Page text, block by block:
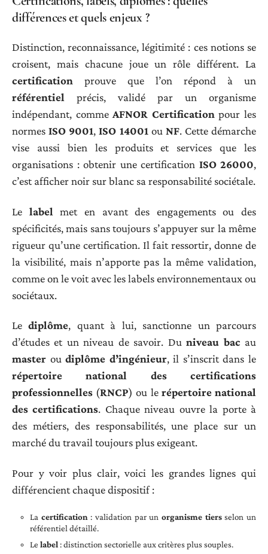
différences et quels enjeux ?
Distinction, reconnaissance, légitimité : ces notions se
croisent, mais chacune joue un rôle différent. La
certification prouve que l’on répond à un
référentiel précis, validé par un organisme
indépendant, commeAFNOR Certificationpour les
normesISO 9001,ISO 14001ou NF. Cette démarche
vise aussi bien les produits et services que les
organisations : obtenir une certification ISO 26000,
c’est afficher noir sur blanc sa responsabilité sociétale.
Le label met en avant des engagements ou des
spécificités, mais sans toujours s’appuyer sur la même
rigueur qu’une certification. Il fait ressortir, donne de
la visibilité, mais n’apporte pas la même validation,
comme on le voit avec les labels environnementaux ou
sociétaux.
Lediplôme, quant à lui, sanctionne un parcours
d’études et un niveau de savoir. Duniveau bac au
master oudiplôme d’ingénieur, il s’inscrit dans le
répertoire national des certifications
professionnelles (RNCP) ou le répertoire national
des certifications. Chaque niveau ouvre la porte à
des métiers, des responsabilités, une place sur un
marché du travail toujours plus exigeant.
Pour y voir plus clair, voici les grandes lignes qui
différencient chaque dispositif :
La certification: validation par unorganisme tiersselon un
référentiel détaillé.
Le label: distinction sectorielle aux critères plus souples.